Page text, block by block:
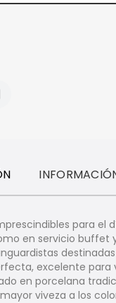
para el
en servicio buffet
excelente para
en porcelana
viveza a los